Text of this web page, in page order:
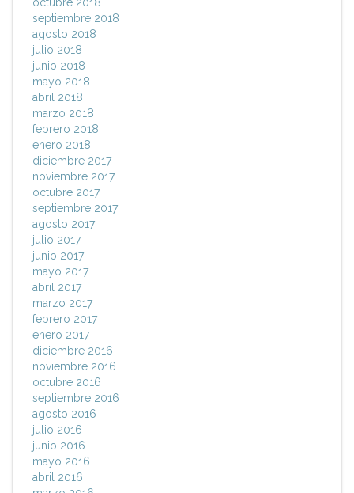
octubre 2018
septiembre 2018
agosto 2018
julio 2018
junio 2018
mayo 2018
abril 2018
marzo 2018
febrero 2018
enero 2018
diciembre 2017
noviembre 2017
octubre 2017
septiembre 2017
agosto 2017
julio 2017
junio 2017
mayo 2017
abril 2017
marzo 2017
febrero 2017
enero 2017
diciembre 2016
noviembre 2016
octubre 2016
septiembre 2016
agosto 2016
julio 2016
junio 2016
mayo 2016
abril 2016